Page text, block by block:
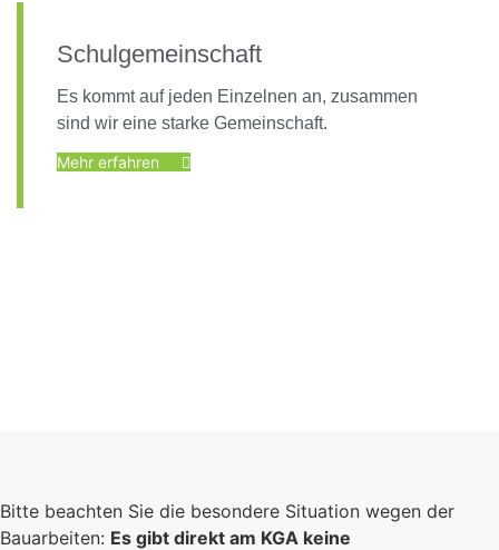
Schulgemeinschaft
Es kommt auf jeden Einzelnen an, zusammen
sind wir eine starke Gemeinschaft.
Mehr erfahren
Bitte beachten Sie die besondere Situation wegen der
Bauarbeiten: Es gibt direkt am KGA keine